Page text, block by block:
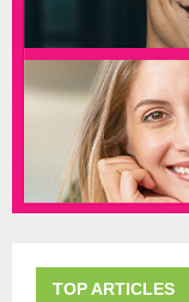
TOP ARTICLES